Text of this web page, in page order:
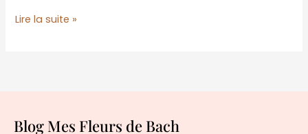
Lire la suite »
Blog Mes Fleurs de Bach